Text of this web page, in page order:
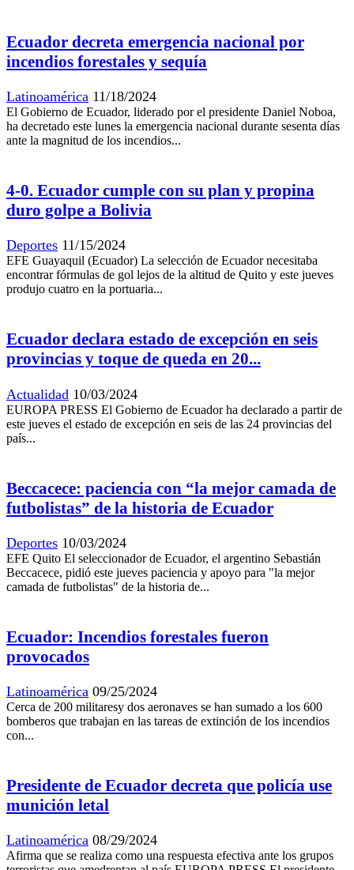
Ecuador decreta emergencia nacional por
incendios forestales y sequía
Latinoamérica 11/18/2024
El Gobierno de Ecuador, liderado por el presidente Daniel Noboa,
ha decretado este lunes la emergencia nacional durante sesenta días
ante la magnitud de los incendios...
4-0. Ecuador cumple con su plan y propina
duro golpe a Bolivia
Deportes 11/15/2024
EFE Guayaquil (Ecuador) La selección de Ecuador necesitaba
encontrar fórmulas de gol lejos de la altitud de Quito y este jueves
produjo cuatro en la portuaria...
Ecuador declara estado de excepción en seis
provincias y toque de queda en 20...
Actualidad 10/03/2024
EUROPA PRESS El Gobierno de Ecuador ha declarado a partir de
este jueves el estado de excepción en seis de las 24 provincias del
país...
Beccacece: paciencia con “la mejor camada de
futbolistas” de la historia de Ecuador
Deportes 10/03/2024
EFE Quito El seleccionador de Ecuador, el argentino Sebastián
Beccacece, pidió este jueves paciencia y apoyo para "la mejor
camada de futbolistas" de la historia de...
Ecuador: Incendios forestales fueron
provocados
Latinoamérica 09/25/2024
Cerca de 200 militaresy dos aeronaves se han sumado a los 600
bomberos que trabajan en las tareas de extinción de los incendios
con...
Presidente de Ecuador decreta que policía use
munición letal
Latinoamérica 08/29/2024
Afirma que se realiza como una respuesta efectiva ante los grupos